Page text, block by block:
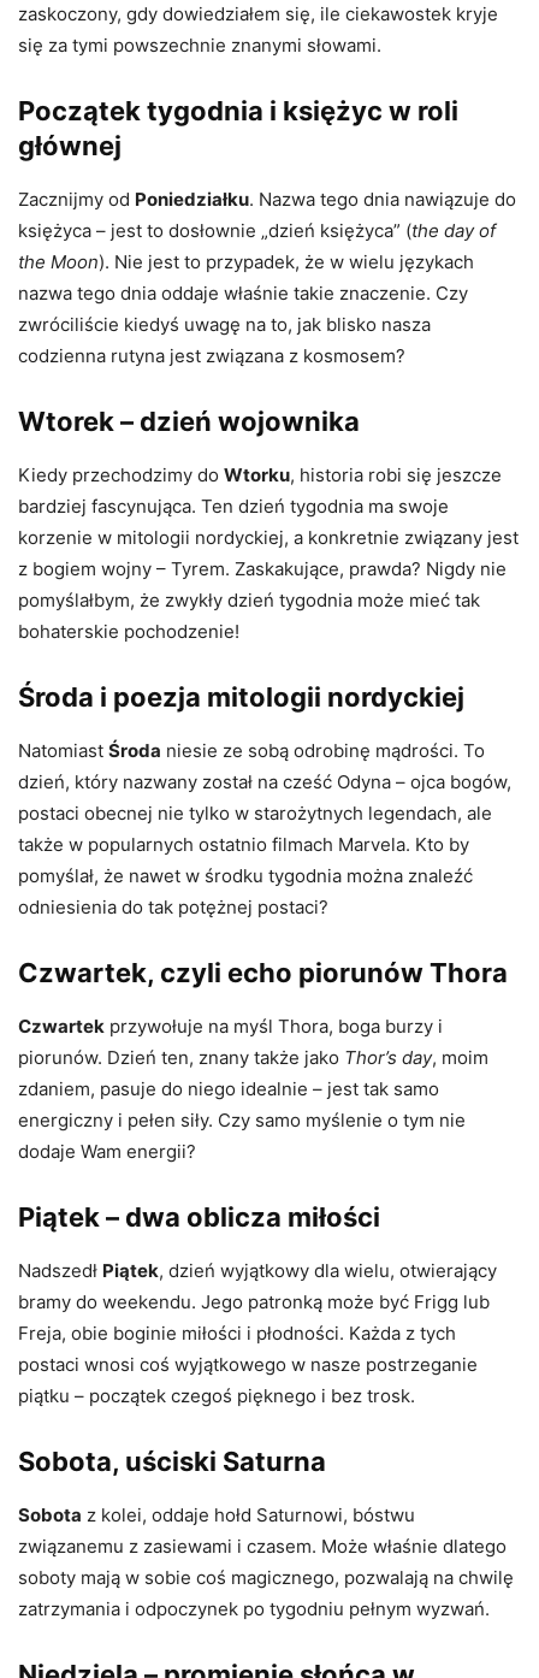
zaskoczony, gdy dowiedziałem się, ile ciekawostek kryje
się za tymi powszechnie znanymi słowami.
Początek tygodnia i księżyc w roli
głównej
Zacznijmy od Poniedziałku. Nazwa tego dnia nawiązuje do
księżyca – jest to dosłownie „dzień księżyca” (the day of
the Moon). Nie jest to przypadek, że w wielu językach
nazwa tego dnia oddaje właśnie takie znaczenie. Czy
zwróciliście kiedyś uwagę na to, jak blisko nasza
codzienna rutyna jest związana z kosmosem?
Wtorek – dzień wojownika
Kiedy przechodzimy do Wtorku, historia robi się jeszcze
bardziej fascynująca. Ten dzień tygodnia ma swoje
korzenie w mitologii nordyckiej, a konkretnie związany jest
z bogiem wojny – Tyrem. Zaskakujące, prawda? Nigdy nie
pomyślałbym, że zwykły dzień tygodnia może mieć tak
bohaterskie pochodzenie!
Środa i poezja mitologii nordyckiej
Natomiast Środa niesie ze sobą odrobinę mądrości. To
dzień, który nazwany został na cześć Odyna – ojca bogów,
postaci obecnej nie tylko w starożytnych legendach, ale
także w popularnych ostatnio filmach Marvela. Kto by
pomyślał, że nawet w środku tygodnia można znaleźć
odniesienia do tak potężnej postaci?
Czwartek, czyli echo piorunów Thora
Czwartek przywołuje na myśl Thora, boga burzy i
piorunów. Dzień ten, znany także jako Thor’s day, moim
zdaniem, pasuje do niego idealnie – jest tak samo
energiczny i pełen siły. Czy samo myślenie o tym nie
dodaje Wam energii?
Piątek – dwa oblicza miłości
Nadszedł Piątek, dzień wyjątkowy dla wielu, otwierający
bramy do weekendu. Jego patronką może być Frigg lub
Freja, obie boginie miłości i płodności. Każda z tych
postaci wnosi coś wyjątkowego w nasze postrzeganie
piątku – początek czegoś pięknego i bez trosk.
Sobota, uściski Saturna
Sobota z kolei, oddaje hołd Saturnowi, bóstwu
związanemu z zasiewami i czasem. Może właśnie dlatego
soboty mają w sobie coś magicznego, pozwalają na chwilę
zatrzymania i odpoczynek po tygodniu pełnym wyzwań.